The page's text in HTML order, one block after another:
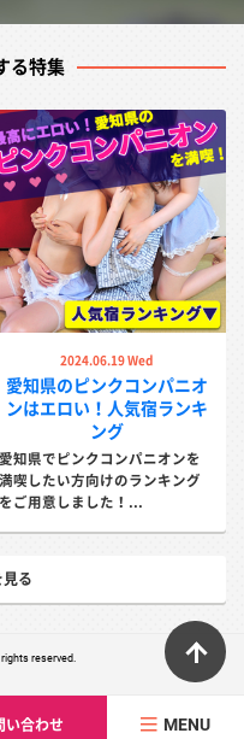
い合わせ MENU
休日を満喫したい。
る特集
2024.06.19 Wed
愛知県のピンクコンパニオ
ンはエロい！人気宿ランキ
ング
愛知県でピンクコンパニオンを
満喫したい方向けのランキング
をご用意しました！...
る
rights reserved.